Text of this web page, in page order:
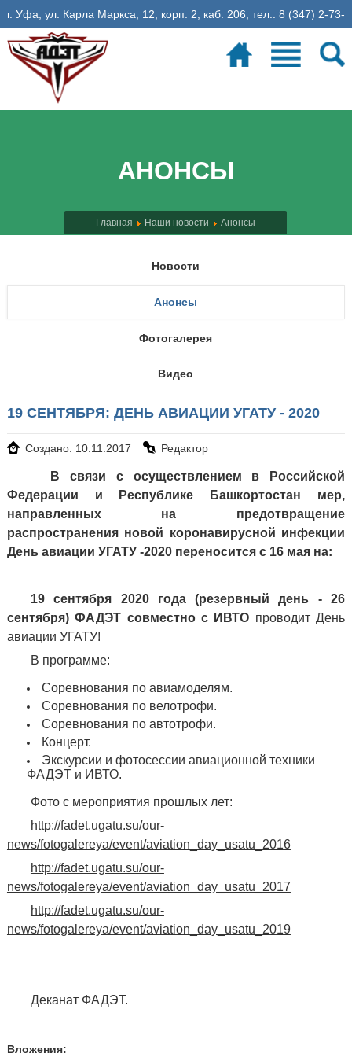
г. Уфа, ул. Карла Маркса, 12, корп. 2, каб. 206; тел.: 8 (347) 2-73-
06-35, эл. почта: fadet@ugatu.su
АНОНСЫ
Главная Наши новости Анонсы
Новости
Анонсы
Фотогалерея
Видео
19 СЕНТЯБРЯ: ДЕНЬ АВИАЦИИ УГАТУ - 2020
Создано: 10.11.2017 Редактор
В связи с осуществлением в Российской
Федерации и Республике Башкортостан мер,
направленных на предотвращение
распространения новой коронавирусной инфекции
День авиации УГАТУ -2020 переносится с 16 мая на:
19 сентября 2020 года (резервный день - 26
сентября)ФАДЭТ совместно с ИВТО проводит День
авиации УГАТУ!
В программе:
Соревнования по авиамоделям.
Соревнования по велотрофи.
Соревнования по автотрофи.
Концерт.
Экскурсии и фотосессии авиационной техники
ФАДЭТ и ИВТО.
Фото с мероприятия прошлых лет:
http://fadet.ugatu.su/our-
news/fotogalereya/event/aviation_day_usatu_2016
http://fadet.ugatu.su/our-
news/fotogalereya/event/aviation_day_usatu_2017
http://fadet.ugatu.su/our-
news/fotogalereya/event/aviation_day_usatu_2019
Деканат ФАДЭТ.
Вложения: